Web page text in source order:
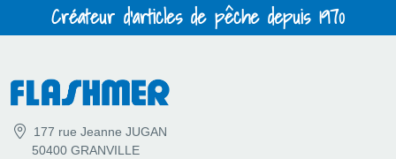
Créateur d'articles de pêche depuis 1970
177 rue Jeanne JUGAN
50400 GRANVILLE